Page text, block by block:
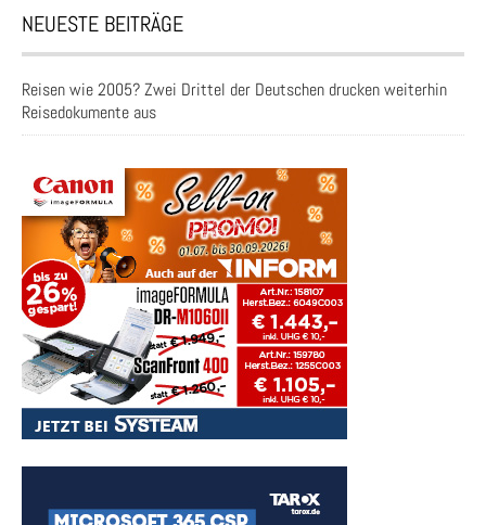
NEUESTE BEITRÄGE
Reisen wie 2005? Zwei Drittel der Deutschen drucken weiterhin
Reisedokumente aus